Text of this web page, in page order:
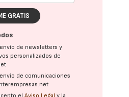
GRATIS
de newsletters y
personalizados de
de comunicaciones